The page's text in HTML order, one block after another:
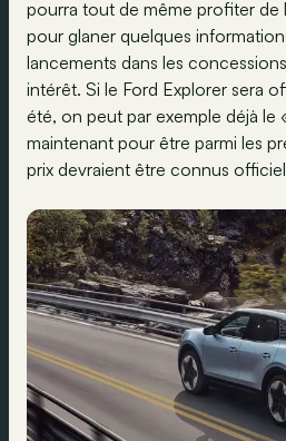
pourra tout de même profiter de
pour glaner quelques
lancements dans les
intérêt. Si le Ford Explorer sera
été, on peut par exemple déjà le
maintenant pour être parmi les
prix devraient être connus